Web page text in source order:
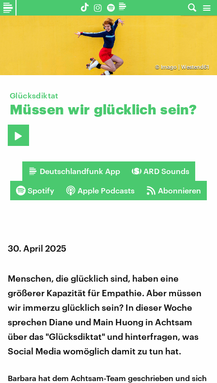
© Imago | Westend61
Glücksdiktat
Müssen wir glücklich sein?
Deutschlandfunk App ARD Sounds
Spotify Apple Podcasts Abonnieren
30. April 2025
Menschen, die glücklich sind, haben eine
größerer Kapazität für Empathie. Aber müssen
wir immerzu glücklich sein? In dieser Woche
sprechen Diane und Main Huong in Achtsam
über das "Glücksdiktat" und hinterfragen, was
Social Media womöglich damit zu tun hat.
Barbara hat dem Achtsam-Team geschrieben und sich